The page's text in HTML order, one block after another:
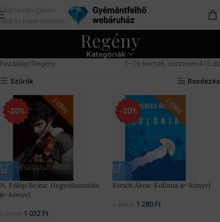
Skip to navigation
Skip to main content
Regény
Kategóriák
Kezdőlap Regény 1–16 termék, összesen 415 db
Szűrők Rendezés
-20%
N. Fülöp Beáta: Hegedűszonáta
(e-könyv)
1 032 Ft
-20%
Kirsch Ákos: Kolónia (e-könyv)
1 280 Ft